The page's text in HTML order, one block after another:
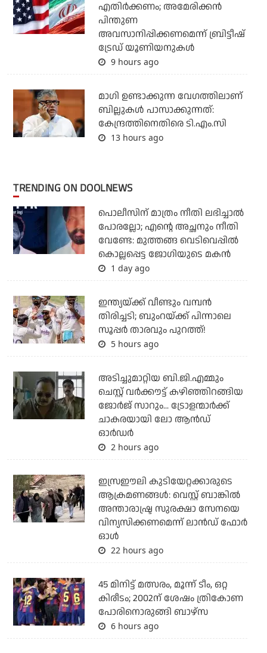
എതിര്‍ക്കണം; അമേരിക്കന്‍
പിന്തുണ
അവസാനിപ്പിക്കണമെന്ന് ബ്രിട്ടീഷ്
ട്രേഡ് യൂണിയനുകള്‍
9 hours ago
മാഗി ഉണ്ടാക്കുന്ന വേഗത്തിലാണ്
ബില്ലുകള്‍ പാസാക്കുന്നത്:
കേന്ദ്രത്തിനെതിരെ ടി.എം.സി
13 hours ago
TRENDING ON DOOLNEWS
പൊലീസിന് മാത്രം നീതി ലഭിച്ചാല്‍
പോരല്ലോ; എന്റെ അച്ഛനും നീതി
വേണ്ടേ: മുത്തങ്ങ വെടിവെപ്പില്‍
കൊല്ലപ്പെട്ട ജോഗിയുടെ മകന്‍
1 day ago
ഇന്ത്യയ്ക്ക് വീണ്ടും വമ്പന്‍
തിരിച്ചടി; ബുംറയ്ക്ക് പിന്നാലെ
സൂപ്പര്‍ താരവും പുറത്ത്!
5 hours ago
അടിച്ചുമാറ്റിയ ബി.ജി.എമ്മും
ചെസ്റ്റ് വര്‍ക്കൗട്ട് കഴിഞ്ഞിറങ്ങിയ
ജോര്‍ജ് സാറും... ട്രോളന്മാര്‍ക്ക്
ചാകരയായി ലോ ആന്‍ഡ്
ഓര്‍ഡര്‍
2 hours ago
ഇസ്രഈലി കുടിയേറ്റക്കാരുടെ
ആക്രമണങ്ങള്‍: വെസ്റ്റ് ബാങ്കില്‍
അന്താരാഷ്ട്ര സുരക്ഷാ സേനയെ
വിന്യസിക്കണമെന്ന് ലാന്‍ഡ് ഫോര്‍
ഓള്‍
22 hours ago
45 മിനിട്ട് മത്സരം, മൂന്ന് ടീം, ഒറ്റ
കിരീടം; 2002ന് ശേഷം ത്രികോണ
പോരിനൊരുങ്ങി ബാഴ്‌സ
6 hours ago